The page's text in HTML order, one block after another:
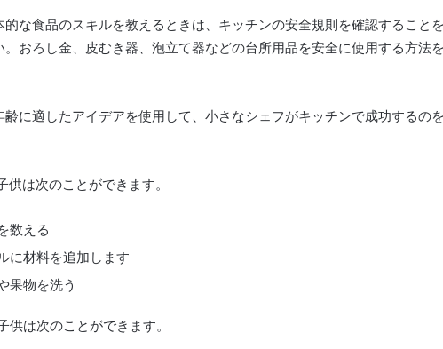
的な食品のスキルを教えるときは、キッチンの安全規則を確認すること
。おろし金、皮むき器、泡立て器などの台所用品を安全に使用する方法
齢に適したアイデアを使用して、小さなシェフがキッチンで成功するの
供は次のことができます。
数える
に材料を追加します
果物を洗う
供は次のことができます。